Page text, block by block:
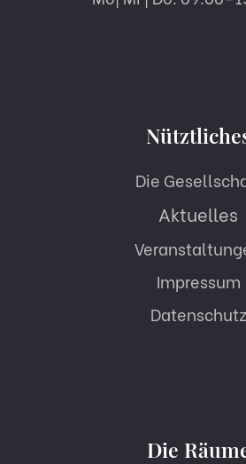
Die
Aktuelles
Impressum
Datenschutz
Die